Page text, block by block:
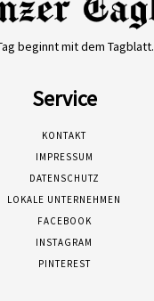
beginnt mit dem Tagblatt.
Service
KONTAKT
IMPRESSUM
DATENSCHUTZ
LOKALE UNTERNEHMEN
FACEBOOK
INSTAGRAM
PINTEREST